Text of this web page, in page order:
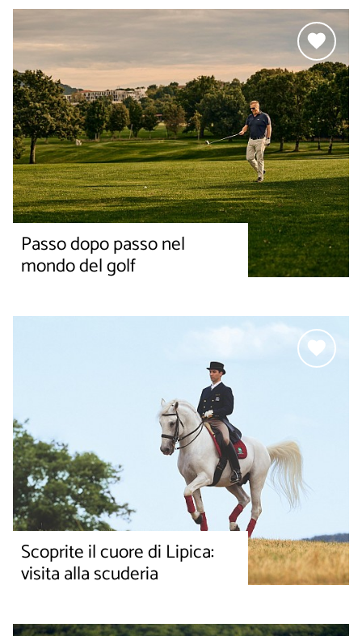
Passo dopo passo nel
mondo del golf
Scoprite il cuore di Lipica:
visita alla scuderia